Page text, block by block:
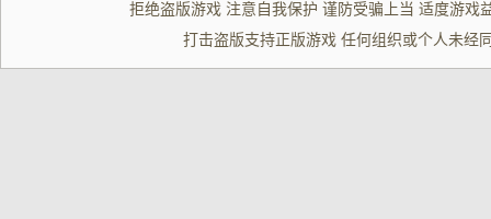
拒绝盗版游戏 注意自我保护 谨防受骗上当 适度游戏
打击盗版支持正版游戏 任何组织或个人未经